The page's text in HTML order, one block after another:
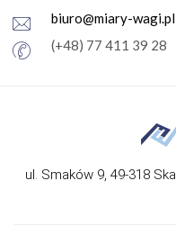
biuro@miary-wagi.pl
(+48) 77 411 39 28
ul. Smaków 9, 49-318